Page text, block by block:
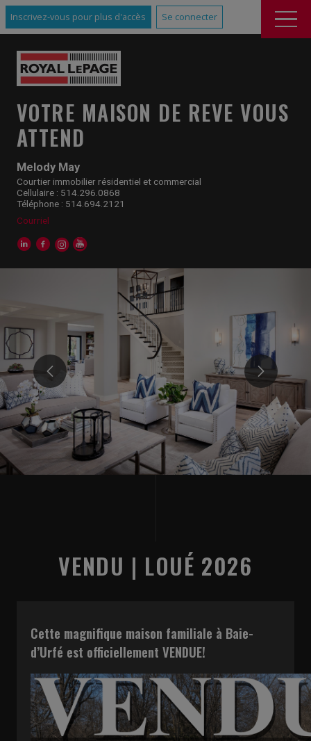
Inscrivez-vous pour plus d'accès Se connecter
Melody May
Courtier immobilier résidentiel et commercial
Cellulaire : 514.296.0868
Téléphone : 514.694.2121
Courriel
VOTRE MAISON DE REVE VOUS
ATTEND
VENDU | LOUÉ 2026
Cette magnifique maison familiale à Baie-
d’Urfé est officiellement VENDUE!